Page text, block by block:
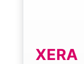
XERA